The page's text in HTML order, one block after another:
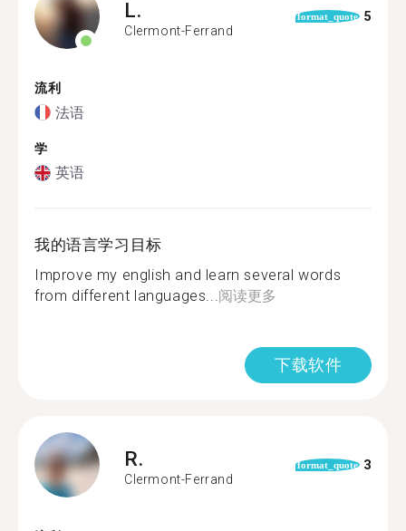
L.
Clermont-Ferrand
format_quote 5
流利
法语
学
英语
我的语言学习目标
Improve my english and learn several words
from different languages...阅读更多
下载软件
R.
Clermont-Ferrand
format_quote 3